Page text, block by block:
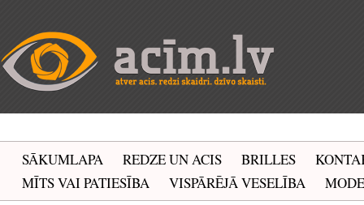
SĀKUMLAPA REDZE UN ACIS BRILLES
MĪTS VAI PATIESĪBA
VISPĀRĒJĀ VESELĪBA MODE